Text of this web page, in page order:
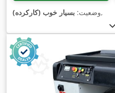
وضعیت: بسیار خوب (کارکرده) ,